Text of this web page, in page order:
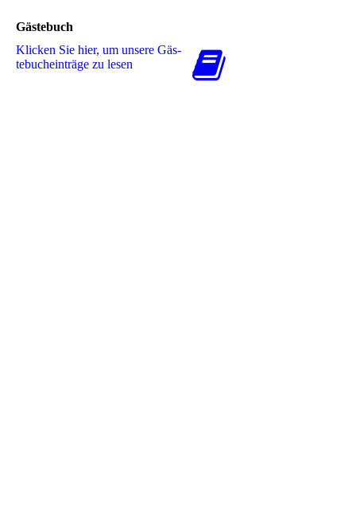
Gästebuch
Klicken Sie hier, um unsere Gäs­
te­buch­ein­trä­ge zu lesen